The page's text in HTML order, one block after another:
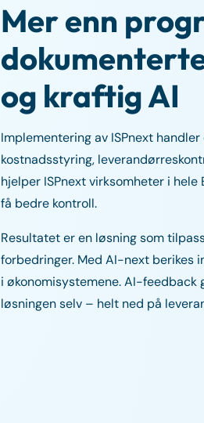
Mer enn
og kraftig AI
Implementering av ISPnext
kostnadsstyring,
hjelper ISPnext virksomheter i
få bedre kontroll.
Resultatet er en løsning som
forbedringer. Med AI-next berikes
i økonomisystemene. AI-
løsningen selv – helt ned på